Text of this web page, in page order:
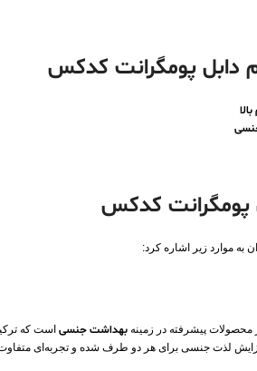
دابل پومگرانت کدکس
پومگرانت کدکس
به موارد زیر اشاره کرد:
محصولات پیشرفته در زمینه بهداشت جنسی است که
افزایش لذت جنسی برای هر دو طرف شده و تجربه‌ای